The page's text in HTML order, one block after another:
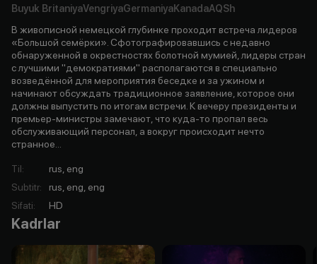
Buyuk BritaniyaVengriyaGermaniyaKanadaAQSh
В живописной немецкой глубинке проходит встреча лидеров
«Большой семёрки». Сфотографировавшись с недавно
обнаруженной в окрестностях болотной мумией, лидеры стран
с лучшими "демократиями" располагаются в специально
возведённой для мероприятия беседке и за ужином и
начинают обсуждать традиционное заявление, которое они
должны выпустить по итогам встречи. К вечеру президенты и
премьер-министры замечают, что куда-то пропал весь
обслуживающий персонал, а вокруг происходит нечто
странное...
Til:
rus, eng
Subtitr:
rus, eng, eng
Sifati: HD
Kadrlar